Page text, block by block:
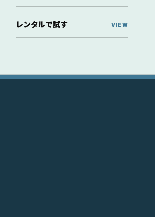
レンタルで試す